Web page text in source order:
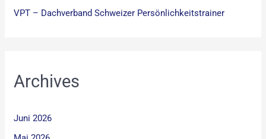
VPT – Dachverband Schweizer Persönlichkeitstrainer
Archives
Juni 2026